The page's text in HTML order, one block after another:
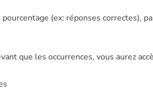
(ex: réponses correctes),
que les occurrences, vous aurez